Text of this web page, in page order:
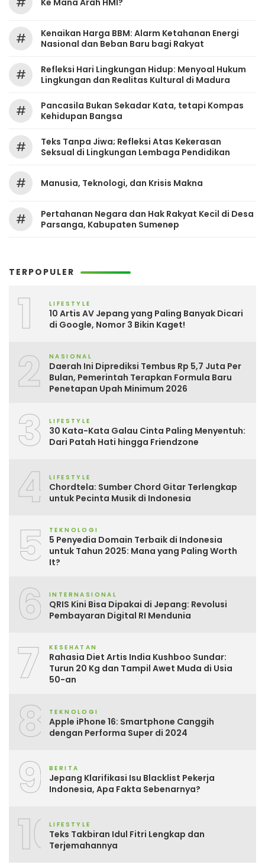
Ke Mana Arah HMI?
#
Kenaikan Harga BBM: Alarm Ketahanan Energi
Nasional dan Beban Baru bagi Rakyat
#
Refleksi Hari Lingkungan Hidup: Menyoal Hukum
Lingkungan dan Realitas Kultural di Madura
#
Pancasila Bukan Sekadar Kata, tetapi Kompas
Kehidupan Bangsa
#
Teks Tanpa Jiwa; Refleksi Atas Kekerasan
Seksual di Lingkungan Lembaga Pendidikan
# Manusia, Teknologi, dan Krisis Makna
#
Pertahanan Negara dan Hak Rakyat Kecil di Desa
Parsanga, Kabupaten Sumenep
TERPOPULER
1 LIFESTYLE
10 Artis AV Jepang yang Paling Banyak Dicari
di Google, Nomor 3 Bikin Kaget!
2 NASIONAL
Daerah Ini Diprediksi Tembus Rp 5,7 Juta Per
Bulan, Pemerintah Terapkan Formula Baru
Penetapan Upah Minimum 2026
3 LIFESTYLE
30 Kata-Kata Galau Cinta Paling Menyentuh:
Dari Patah Hati hingga Friendzone
4 LIFESTYLE
Chordtela: Sumber Chord Gitar Terlengkap
untuk Pecinta Musik di Indonesia
5 TEKNOLOGI
5 Penyedia Domain Terbaik di Indonesia
untuk Tahun 2025: Mana yang Paling Worth
It?
6 INTERNASIONAL
QRIS Kini Bisa Dipakai di Jepang: Revolusi
Pembayaran Digital RI Mendunia
7 KESEHATAN
Rahasia Diet Artis India Kushboo Sundar:
Turun 20 Kg dan Tampil Awet Muda di Usia
50-an
8 TEKNOLOGI
Apple iPhone 16: Smartphone Canggih
dengan Performa Super di 2024
9 BERITA
Jepang Klarifikasi Isu Blacklist Pekerja
Indonesia, Apa Fakta Sebenarnya?
10LIFESTYLE
Teks Takbiran Idul Fitri Lengkap dan
Terjemahannya